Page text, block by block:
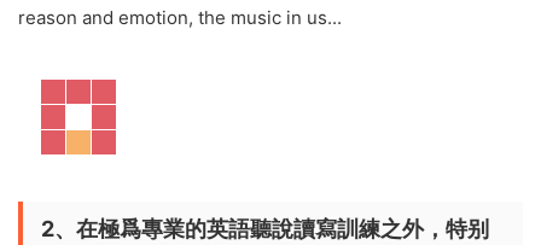
reason and emotion, the music in us...
2、在極爲專業的英語聽說讀寫訓練之外，特别